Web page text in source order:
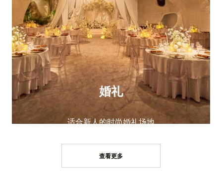
婚礼
适合新人的时尚婚礼场地
查看更多